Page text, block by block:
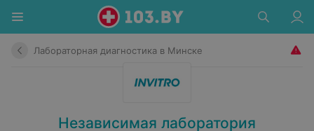
Лабораторная диагностика в Минске
Независимая лаборатория